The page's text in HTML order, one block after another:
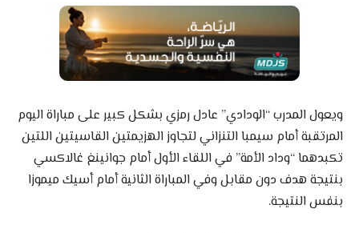
ويعول المدرب “الودادي” عادل رمزي بشكل كبير على مباراة اليوم
المرتقبة أمام سيمبا التنزاني لتجاوز الهزيمتين القاسيتين اللتين
تكبدهما “وداد الأمة” في اللقاء الأول أمام جوانينغ غالاكسي
بنتيجة هدف دون مقابل وفي المباراة الثانية أمام أسيك ميموزا
بنفس النتيجة.